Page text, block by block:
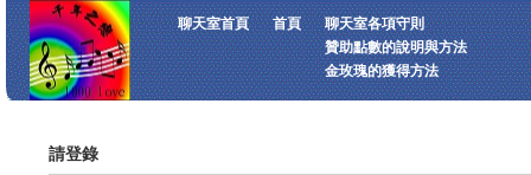
聊天室首頁 首頁
聊天室各項守則
贊助點數的說明與方法
金玫瑰的獲得方法
請登錄